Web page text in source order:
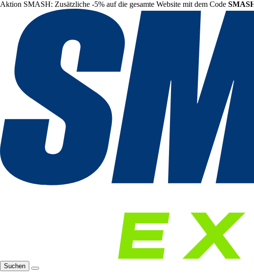
Aktion SMASH: Zusätzliche -5% auf die gesamte Website mit dem Code
Suchen